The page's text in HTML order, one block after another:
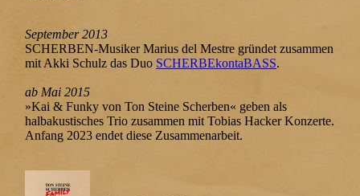
September 2013
SCHERBEN-Musiker Marius del Mestre gründet zusammen
mit Akki Schulz das Duo SCHERBEkontaBASS.
ab Mai 2015
»Kai & Funky von Ton Steine Scherben« geben als
halbakustisches Trio zusammen mit Tobias Hacker Konzerte.
Anfang 2023 endet diese Zusammenarbeit.